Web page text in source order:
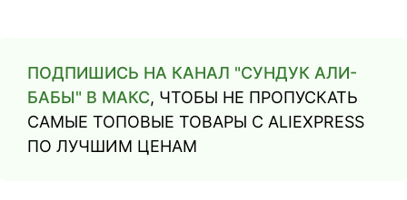
ПОДПИШИСЬ НА КАНАЛ "СУНДУК АЛИ-
БАБЫ" В МАКС, ЧТОБЫ НЕ ПРОПУСКАТЬ
САМЫЕ ТОПОВЫЕ ТОВАРЫ С ALIEXPRESS
ПО ЛУЧШИМ ЦЕНАМ